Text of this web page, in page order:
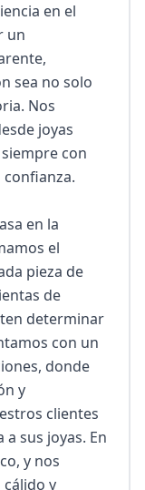
en el
un
sea no solo
Nos
joyas
con
en la
el
pieza de
de
determinar
con un
donde
y
clientes
sus joyas. En
y nos
y